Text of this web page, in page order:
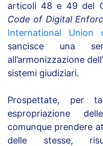
articoli 48 e 49 del
Code of Digital
International Union
sancisce una
all’armonizzazione
sistemi giudiziari.
Prospettate, per
espropriazione
comunque prendere
delle stesse,